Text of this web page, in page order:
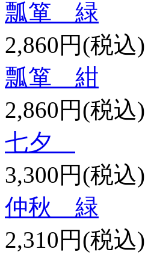
瓢箪 緑
2,860円(税込)
瓢箪 紺
2,860円(税込)
七夕
3,300円(税込)
仲秋 緑
2,310円(税込)